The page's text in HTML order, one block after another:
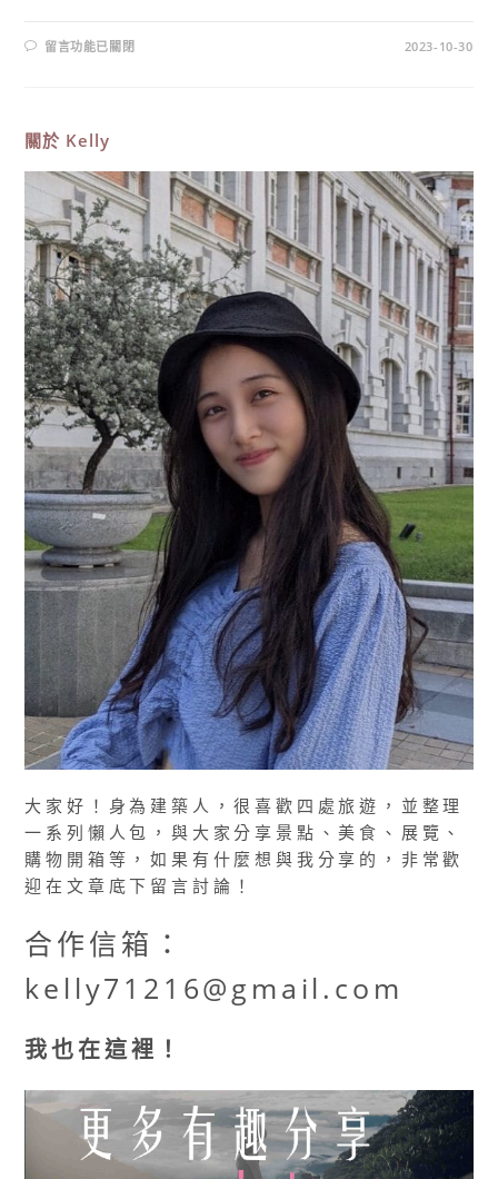
在
〈基
薦，
正
漁
彩
色
屋，
台
版
威
尼
斯
IG
打
卡
必
拍，
浪
漫
異
風！〉
中
留言功能已關閉 2023-10-30
關於 Kelly
大家好！身為建築人，很喜歡四處旅遊，並整理
一系列懶人包，與大家分享景點、美食、展覽、
購物開箱等，如果有什麼想與我分享的，非常歡
迎在文章底下留言討論！
合作信箱：
kelly71216@gmail.com
我也在這裡！